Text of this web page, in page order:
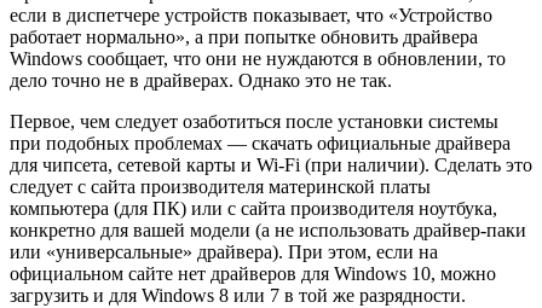
если в диспетчере устройств показывает, что «Устройство
работает нормально», а при попытке обновить драйвера
Windows сообщает, что они не нуждаются в обновлении, то
дело точно не в драйверах. Однако это не так.
Первое, чем следует озаботиться после установки системы
при подобных проблемах — скачать официальные драйвера
для чипсета, сетевой карты и Wi-Fi (при наличии). Сделать это
следует с сайта производителя материнской платы
компьютера (для ПК) или с сайта производителя ноутбука,
конкретно для вашей модели (а не использовать драйвер-паки
или «универсальные» драйвера). При этом, если на
официальном сайте нет драйверов для Windows 10, можно
загрузить и для Windows 8 или 7 в той же разрядности.